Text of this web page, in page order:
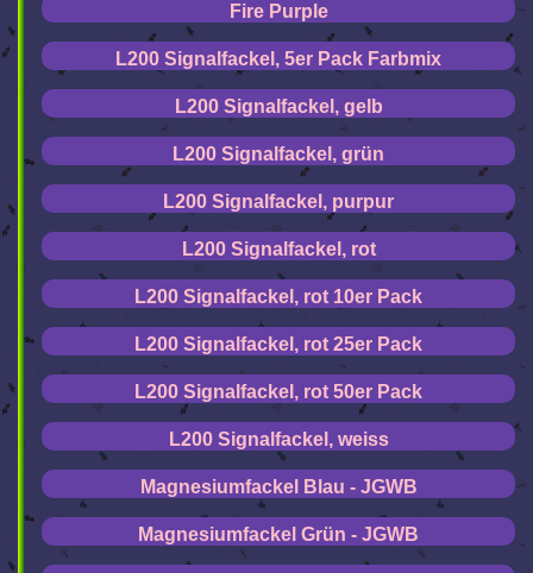
Fire Purple
L200 Signalfackel, 5er Pack Farbmix
L200 Signalfackel, gelb
L200 Signalfackel, grün
L200 Signalfackel, purpur
L200 Signalfackel, rot
L200 Signalfackel, rot 10er Pack
L200 Signalfackel, rot 25er Pack
L200 Signalfackel, rot 50er Pack
L200 Signalfackel, weiss
Magnesiumfackel Blau - JGWB
Magnesiumfackel Grün - JGWB